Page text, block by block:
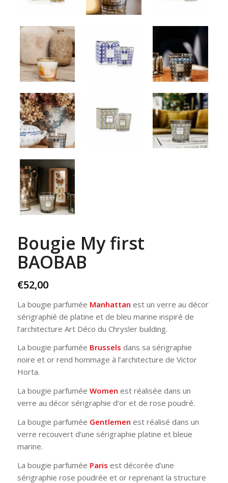
Bougie My first
BAOBAB
€52,00
La bougie parfumée Manhattan est un verre au décor
sérigraphié de platine et de bleu marine inspiré de
l’architecture Art Déco du Chrysler building.
La bougie parfumée Brussels dans sa sérigraphie
noire et or rend hommage à l’architecture de Victor
Horta.
La bougie parfumée Women est réalisée dans un
verre au décor sérigraphie d’or et de rose poudré.
La bougie parfumée Gentlemen est réalisé dans un
verre recouvert d’une sérigraphie platine et bleue
marine.
La bougie parfumée Paris est décorée d’une
sérigraphie rose poudrée et or reprenant la structure